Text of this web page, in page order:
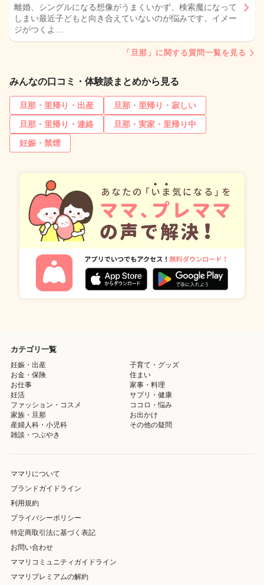
離婚、シングルになる想像がうまくいかず、検索魔になって
しまい最近子どもと向き合えていないのが悩みです。イメー
ジがつくよ…
「旦那」に関する質問一覧を見る
みんなの口コミ・体験談まとめから見る
旦那・里帰り・出産
旦那・里帰り・寂しい
旦那・里帰り・連絡
旦那・実家・里帰り中
妊娠・禁煙
カテゴリ一覧
妊娠・出産
子育て・グッズ
お金・保険
住まい
お仕事
家事・料理
妊活
サプリ・健康
ファッション・コスメ
ココロ・悩み
家族・旦那
お出かけ
産婦人科・小児科
その他の疑問
雑談・つぶやき
ママリについて
ブランドガイドライン
利用規約
プライバシーポリシー
特定商取引法に基づく表記
お問い合わせ
ママリコミュニティガイドライン
ママリプレミアムの解約